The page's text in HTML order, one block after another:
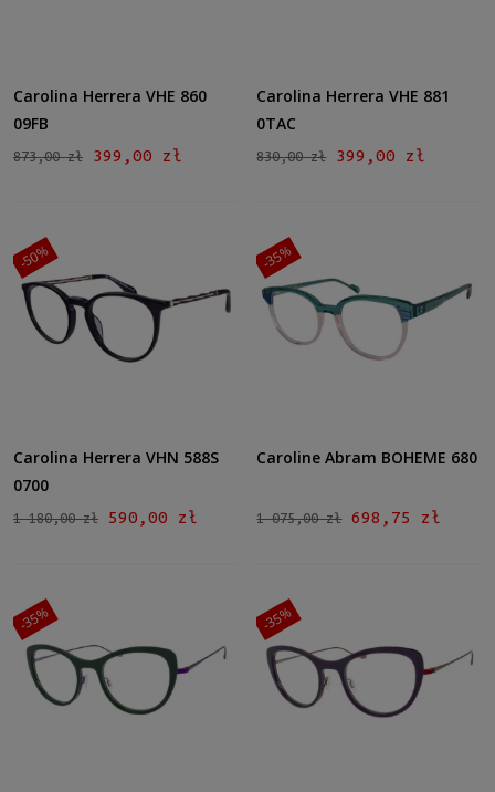
Carolina Herrera VHE 860
09FB
873,00 zł 399,00 zł
Carolina Herrera VHE 881
0TAC
830,00 zł 399,00 zł
Carolina Herrera VHN 588S
0700
1 180,00 zł 590,00 zł
-50%
Caroline Abram BOHEME 680
1 075,00 zł 698,75 zł
-35%
-35% -35%